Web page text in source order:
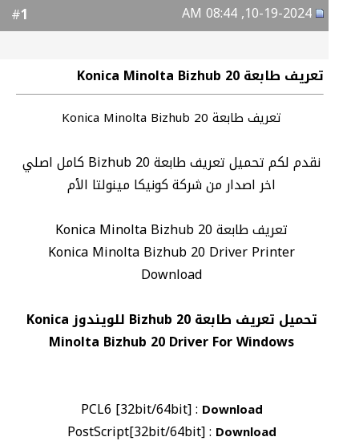
1
تعريف طابعة Konica Minolta Bizhub 20
تعريف طابعة Konica Minolta Bizhub 20
نقدم لكم تحميل تعريف طابعة Bizhub 20 كامل اصلي
اخر اصدار من شركة كونيكا مينولتا الأم
تعريف طابعة Konica Minolta Bizhub 20
Konica Minolta Bizhub 20 Driver Printer
Download
تحميل تعريف طابعة Bizhub 20 للويندوز Konica
Minolta Bizhub 20 Driver For Windows
PCL6 [32bit/64bit] : Download
PostScript[32bit/64bit] : Download